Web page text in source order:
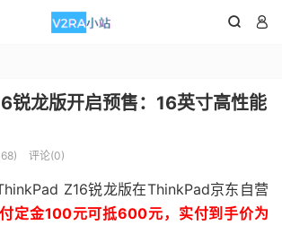
 
锐龙版开启预售：16英寸高性能
评论(0)
Z16锐龙版在ThinkPad京东自营
定金100元可抵600元，实付到手价为